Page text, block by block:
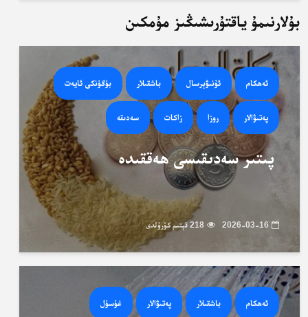
بۇلارنىمۇ ياقتۇرىشىڭىز مۇمكىن
ئەھكام ئۇنىۋېرسال باشقىلار بۈگۈنكى ئايەت
پەتىۋالار روزا زاكات سەدىقە
پىتىر سەدىقىسى ھەققىدە
2026-03-16 218 قېتىم كۆرۈلدى
ئەھكام باشقىلار پەتىۋالار غۇسۇل